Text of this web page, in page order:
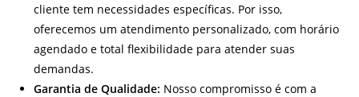
cliente tem necessidades específicas. Por isso,
oferecemos um atendimento personalizado, com horário
agendado e total flexibilidade para atender suas
demandas.
Garantia de Qualidade: Nosso compromisso é com a